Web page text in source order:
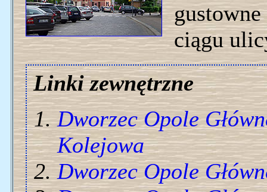
ciągu
Linki zewnętrzne
Dworzec Opole
Kolejowa
Dworzec Opole